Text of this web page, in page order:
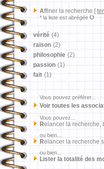
Affiner la recherche [
* la liste est abrégée
vérité (4)
raison (2)
philosophie (2)
passion (1)
fait (1)
Vous pouvez préférer...
Voir toutes les
Vous pouvez...
Relancer la recherche,
ou bien...
Relancer la recherche
ou bien...
Lister la totalité des